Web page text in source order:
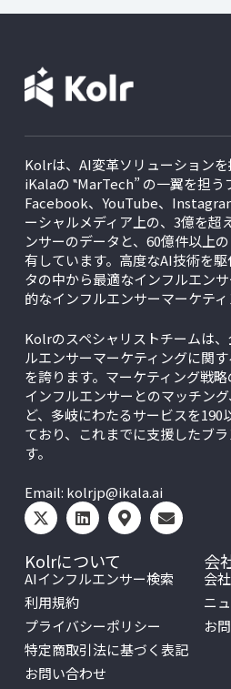
Kolrは、AI変革ソリューション
iKalaの ‟MarTech” の一翼を担う
Facebook、YouTube、
ーシャルメディア上の、3億を超
ンサーのデータと、60億件以上
有しています。高度なAI技術を
タの中から最適なインフルエン
的なインフルエンサーマーケティ
Kolrのスペシャリストチームは
ルエンサーマーケティングに関
を誇ります。マーケティング戦略
インフルエンサーとのマッチン
ど、多岐にわたるサービスを190
ており、これまでに支援したブ
す。
Email: kolrjp@ikala.ai
Kolrについて
AIインフルエンサー検索
利用規約
プライバシーポリシー
特定商取引法に基づく表記
お問い合わせ
会
会
ニ
お